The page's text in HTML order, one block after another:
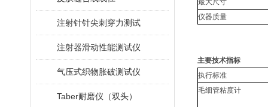
注射针针尖刺穿力测试
注射器滑动性能测试仪
气压式织物胀破测试仪
Taber耐磨仪（双头）
最大尺寸
仪器质量
主要技术指标
执行标准
毛细管粘度计